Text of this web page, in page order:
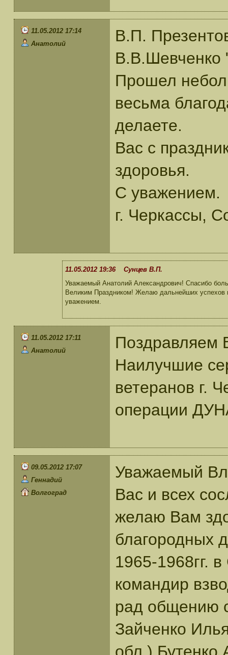
11.05.2012 17:14
Анатолий
В.П.
Прошел
весьма
делаете.
Вас с
здоровья.
С уважением.
г. Черкассы,
11.05.2012 19:36 Сунцев В.П.
Уважаемый Анатолий Александрович! Спасибо
Великим Праздником! Желаю дальнейших успехов
уважением.
11.05.2012 17:11
Анатолий
Наилучшие
ветеранов г.
операции
09.05.2012 17:07
Геннадий
Волгоград
Уважаемый
Вас и всех
желаю Вам
благородных
1965-1968гг.
командир
рад общению
Зайченко